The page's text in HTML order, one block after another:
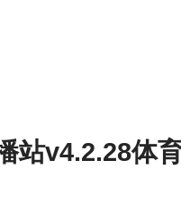
站v4.2.28体